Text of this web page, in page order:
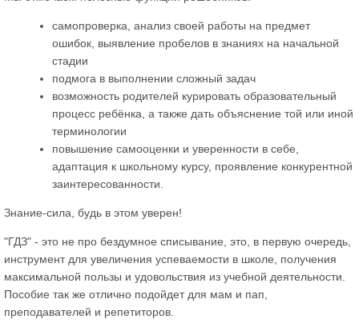
самопроверка, анализ своей работы на предмет
ошибок, выявление пробелов в знаниях на начальной
стадии
подмога в выполнении сложный задач
возможность родителей курировать образовательный
процесс ребёнка, а также дать объяснение той или иной
терминологии
повышение самооценки и уверенности в себе,
адаптация к школьному курсу, проявление конкурентной
заинтересованности.
Знание-сила, будь в этом уверен!
"ГДЗ" - это не про бездумное списывание, это, в первую очередь,
инструмент для увеличения успеваемости в школе, получения
максимальной пользы и удовольствия из учебной деятельности.
Пособие так же отлично подойдет для мам и пап,
преподавателей и репетиторов.